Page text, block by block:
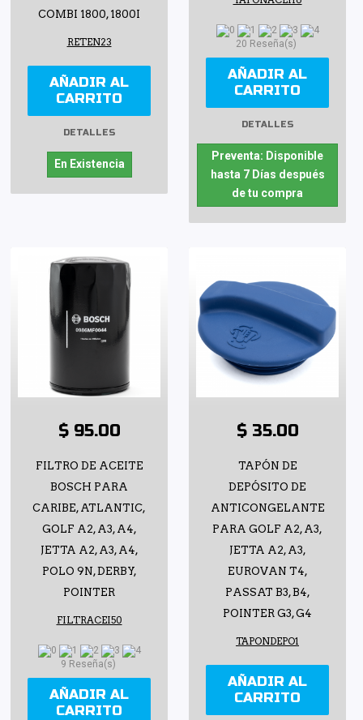
COMBI 1800, 1800I
RETEN23
AÑADIR AL
CARRITO
DETALLES
En Existencia
20 Reseña(s)
AÑADIR AL
CARRITO
DETALLES
Preventa: Disponible
hasta 7 Días después
de tu compra
$ 95.00
FILTRO DE ACEITE
BOSCH PARA
CARIBE, ATLANTIC,
GOLF A2, A3, A4,
JETTA A2, A3, A4,
POLO 9N, DERBY,
POINTER
FILTRACEI50
9 Reseña(s)
AÑADIR AL
CARRITO
$ 35.00
TAPÓN DE
DEPÓSITO DE
ANTICONGELANTE
PARA GOLF A2, A3,
JETTA A2, A3,
EUROVAN T4,
PASSAT B3, B4,
POINTER G3, G4
TAPONDEPO1
AÑADIR AL
CARRITO